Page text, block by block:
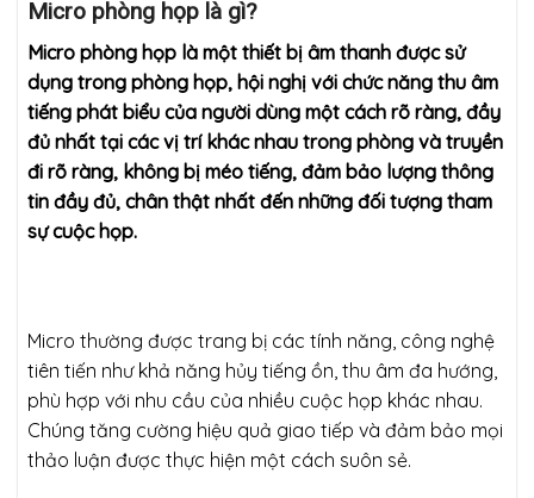
Micro phòng họp là gì?
Micro phòng họp là một thiết bị âm thanh được sử
dụng trong phòng họp, hội nghị với chức năng thu âm
tiếng phát biểu của người dùng một cách rõ ràng, đầy
đủ nhất tại các vị trí khác nhau trong phòng và truyền
đi rõ ràng, không bị méo tiếng, đảm bảo lượng thông
tin đầy đủ, chân thật nhất đến những đối tượng tham
sự cuộc họp.
Micro thường được trang bị các tính năng, công nghệ
tiên tiến như khả năng hủy tiếng ồn, thu âm đa hướng,
phù hợp với nhu cầu của nhiều cuộc họp khác nhau.
Chúng tăng cường hiệu quả giao tiếp và đảm bảo mọi
thảo luận được thực hiện một cách suôn sẻ.